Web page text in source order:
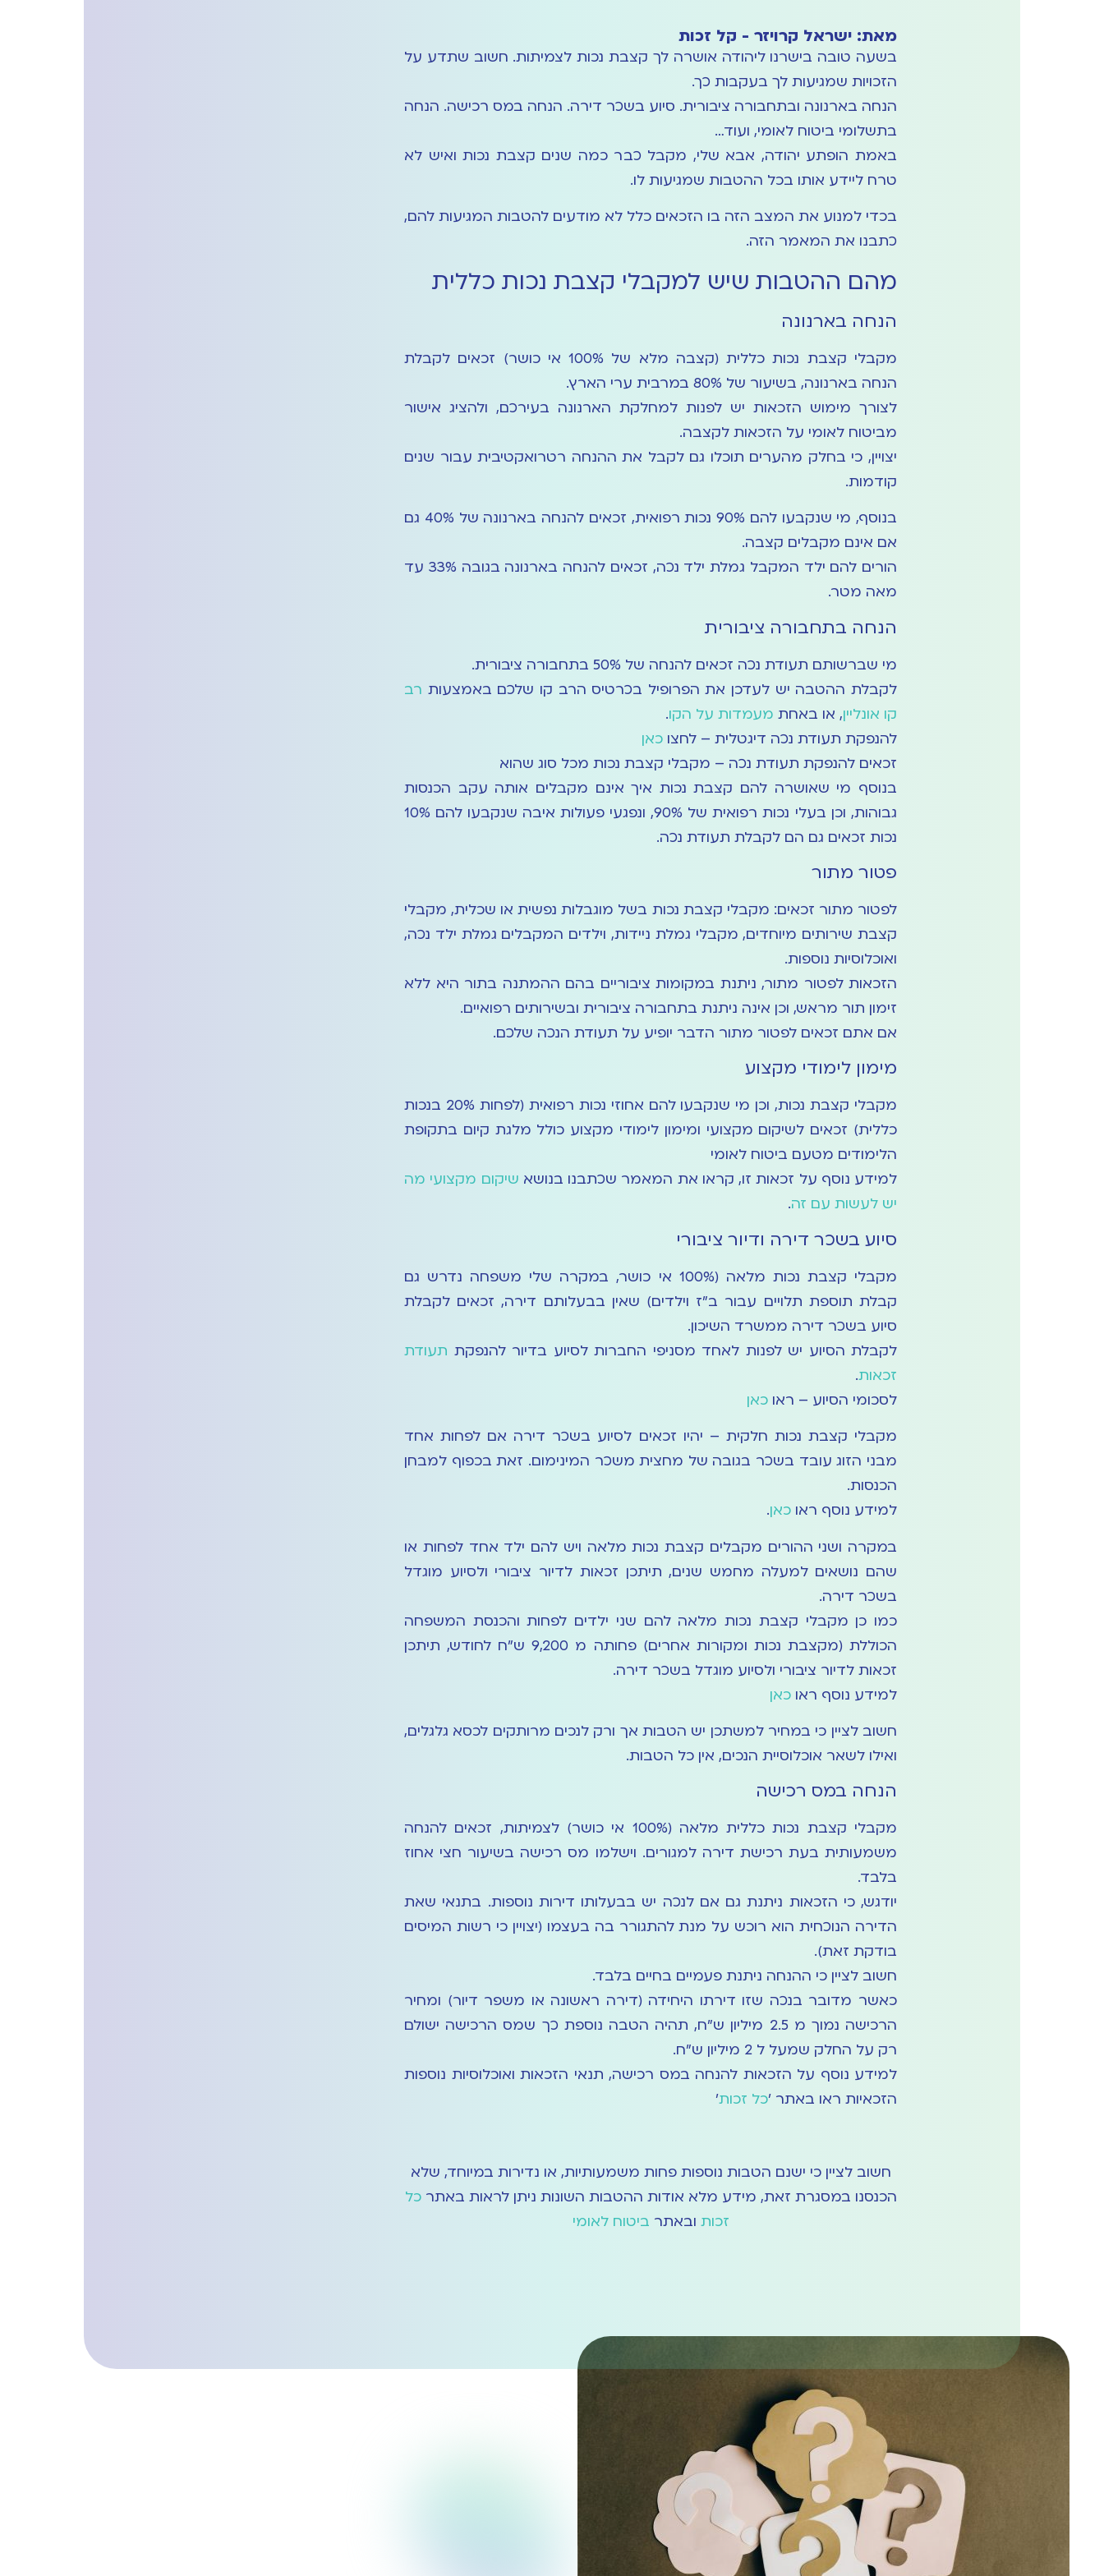
מאת: ישראל קרויזר - קל זכות
בשעה טובה בישרנו ליהודה אושרה לך קצבת נכות לצמיתות. חשוב שתדע על
הזכויות שמגיעות לך בעקבות כך.
הנחה בארנונה ובתחבורה ציבורית. סיוע בשכר דירה. הנחה במס רכישה. הנחה
בתשלומי ביטוח לאומי, ועוד…
באמת הופתע יהודה, אבא שלי, מקבל כבר כמה שנים קצבת נכות ואיש לא
טרח ליידע אותו בכל ההטבות שמגיעות לו.
בכדי למנוע את המצב הזה בו הזכאים כלל לא מודעים להטבות המגיעות להם,
כתבנו את המאמר הזה.
מהם ההטבות שיש למקבלי קצבת נכות כללית
הנחה בארנונה
מקבלי קצבת נכות כללית (קצבה מלא של 100% אי כושר) זכאים לקבלת
הנחה בארנונה, בשיעור של 80% במרבית ערי הארץ.
לצורך מימוש הזכאות יש לפנות למחלקת הארנונה בעירכם, ולהציג אישור
מביטוח לאומי על הזכאות לקצבה.
יצויין, כי בחלק מהערים תוכלו גם לקבל את ההנחה רטרואקטיבית עבור שנים
קודמות.
בנוסף, מי שנקבעו להם 90% נכות רפואית, זכאים להנחה בארנונה של 40% גם
אם אינם מקבלים קצבה.
הורים להם ילד המקבל גמלת ילד נכה, זכאים להנחה בארנונה בגובה 33% עד
מאה מטר.
הנחה בתחבורה ציבורית
מי שברשותם תעודת נכה זכאים להנחה של 50% בתחבורה ציבורית.
לקבלת ההטבה יש לעדכן את הפרופיל בכרטיס הרב קו שלכם באמצעות רב
קו אונליין, או באחת מעמדות על הקו.
להנפקת תעודת נכה דיגטלית – לחצו כאן
זכאים להנפקת תעודת נכה – מקבלי קצבת נכות מכל סוג שהוא
בנוסף מי שאושרה להם קצבת נכות איך אינם מקבלים אותה עקב הכנסות
גבוהות, וכן בעלי נכות רפואית של 90%, ונפגעי פעולות איבה שנקבעו להם 10%
נכות זכאים גם הם לקבלת תעודת נכה.
פטור מתור
לפטור מתור זכאים: מקבלי קצבת נכות בשל מוגבלות נפשית או שכלית, מקבלי
קצבת שירותים מיוחדים, מקבלי גמלת ניידות, וילדים המקבלים גמלת ילד נכה,
ואוכלוסיות נוספות.
הזכאות לפטור מתור, ניתנת במקומות ציבוריים בהם ההמתנה בתור היא ללא
זימון תור מראש, וכן אינה ניתנת בתחבורה ציבורית ובשירותים רפואיים.
אם אתם זכאים לפטור מתור הדבר יופיע על תעודת הנכה שלכם.
מימון לימודי מקצוע
מקבלי קצבת נכות, וכן מי שנקבעו להם אחוזי נכות רפואית (לפחות 20% בנכות
כללית) זכאים לשיקום מקצועי ומימון לימודי מקצוע כולל מלגת קיום בתקופת
הלימודים מטעם ביטוח לאומי
למידע נוסף על זכאות זו, קראו את המאמר שכתבנו בנושא שיקום מקצועי מה
יש לעשות עם זה.
סיוע בשכר דירה ודיור ציבורי
מקבלי קצבת נכות מלאה (100% אי כושר, במקרה שלי משפחה נדרש גם
קבלת תוספת תלויים עבור ב"ז וילדים) שאין בבעלותם דירה, זכאים לקבלת
סיוע בשכר דירה ממשרד השיכון.
לקבלת הסיוע יש לפנות לאחד מסניפי החברות לסיוע בדיור להנפקת תעודת
זכאות.
לסכומי הסיוע – ראו כאן
מקבלי קצבת נכות חלקית – יהיו זכאים לסיוע בשכר דירה אם לפחות אחד
מבני הזוג עובד בשכר בגובה של מחצית משכר המינימום. זאת בכפוף למבחן
הכנסות.
למידע נוסף ראו כאן.
במקרה ושני ההורים מקבלים קצבת נכות מלאה ויש להם ילד אחד לפחות או
שהם נושאים למעלה מחמש שנים, תיתכן זכאות לדיור ציבורי ולסיוע מוגדל
בשכר דירה.
כמו כן מקבלי קצבת נכות מלאה להם שני ילדים לפחות והכנסת המשפחה
הכוללת (מקצבת נכות ומקורות אחרים) פחותה מ 9,200 ש"ח לחודש, תיתכן
זכאות לדיור ציבורי ולסיוע מוגדל בשכר דירה.
למידע נוסף ראו כאן
חשוב לציין כי במחיר למשתכן יש הטבות אך ורק לנכים מרותקים לכסא גלגלים,
ואילו לשאר אוכלוסיית הנכים, אין כל הטבות.
הנחה במס רכישה
מקבלי קצבת נכות כללית מלאה (100% אי כושר) לצמיתות, זכאים להנחה
משמעותית בעת רכישת דירה למגורים. וישלמו מס רכישה בשיעור חצי אחוז
בלבד.
יודגש, כי הזכאות ניתנת גם אם לנכה יש בבעלותו דירות נוספות. בתנאי שאת
הדירה הנוכחית הוא רוכש על מנת להתגורר בה בעצמו (יצויין כי רשות המיסים
בודקת זאת).
חשוב לציין כי ההנחה ניתנת פעמיים בחיים בלבד.
כאשר מדובר בנכה שזו דירתו היחידה (דירה ראשונה או משפר דיור) ומחיר
הרכישה נמוך מ 2.5 מיליון ש"ח, תהיה הטבה נוספת כך שמס הרכישה ישולם
רק על החלק שמעל ל 2 מיליון ש"ח.
למידע נוסף על הזכאות להנחה במס רכישה, תנאי הזכאות ואוכלוסיות נוספות
הזכאיות ראו באתר 'כל זכות'
חשוב לציין כי ישנם הטבות נוספות פחות משמעותיות, או נדירות במיוחד, שלא
הכנסנו במסגרת זאת, מידע מלא אודות ההטבות השונות ניתן לראות באתרכל
זכות ובאתר ביטוח לאומי